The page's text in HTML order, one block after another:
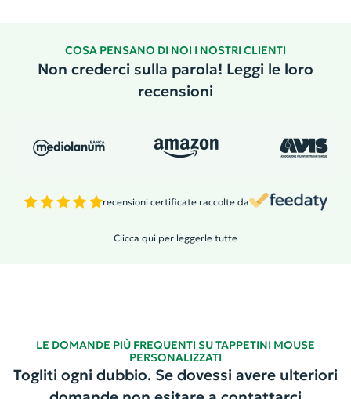
COSA PENSANO DI NOI I NOSTRI CLIENTI
Non crederci sulla parola! Leggi le loro
recensioni
recensioni certificate raccolte da
Clicca qui per leggerle tutte
LE DOMANDE PIÙ FREQUENTI SU TAPPETINI MOUSE
PERSONALIZZATI
Togliti ogni dubbio. Se dovessi avere ulteriori